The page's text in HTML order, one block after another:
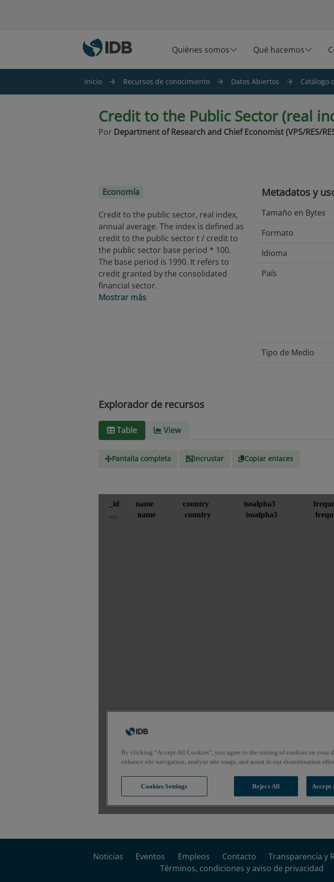
Quiénes somos Qué hacemos
Inicio Recursos de conocimiento Datos Abiertos Catálogo
Credit to the Public Sector (real
Por Department of Research and Chief Economist (VPS/RES/
Economía
Credit to the public sector, real index,
annual average. The index is defined as
credit to the public sector t / credit to
the public sector base period * 100.
The base period is 1990. It refers to
credit granted by the consolidated
financial sector.
Mostrar más
Metadatos y
Tamaño en Bytes
Formato
Idioma
País
Tipo de Medio
Explorador de recursos
Table View
Pantalla completa Incrustar Copiar enlaces
Noticias Eventos Empleos Contacto Transparencia y
Términos, condiciones y aviso de privacidad